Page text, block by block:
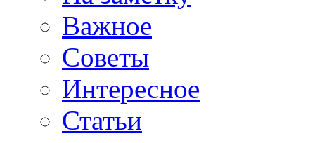
Важное
Советы
Интересное
Статьи